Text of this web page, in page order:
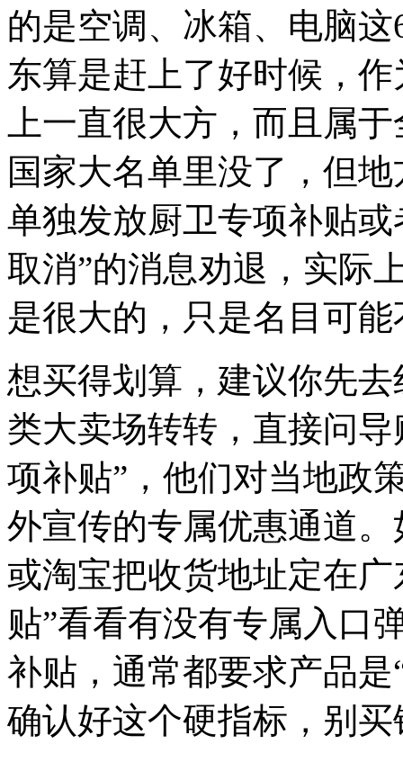
的是空调、冰箱、电脑
东算是赶上了好时候，
上一直很大方，而且属
国家大名单里没了，但
单独发放厨卫专项补贴
取消”的消息劝退，实际
是很大的，只是名目可能
想买得划算，建议你先
类大卖场转转，直接问
项补贴”，他们对当地政
外宣传的专属优惠通道
或淘宝把收货地址定在
贴”看看有没有专属入口
补贴，通常都要求产品
确认好这个硬指标，别